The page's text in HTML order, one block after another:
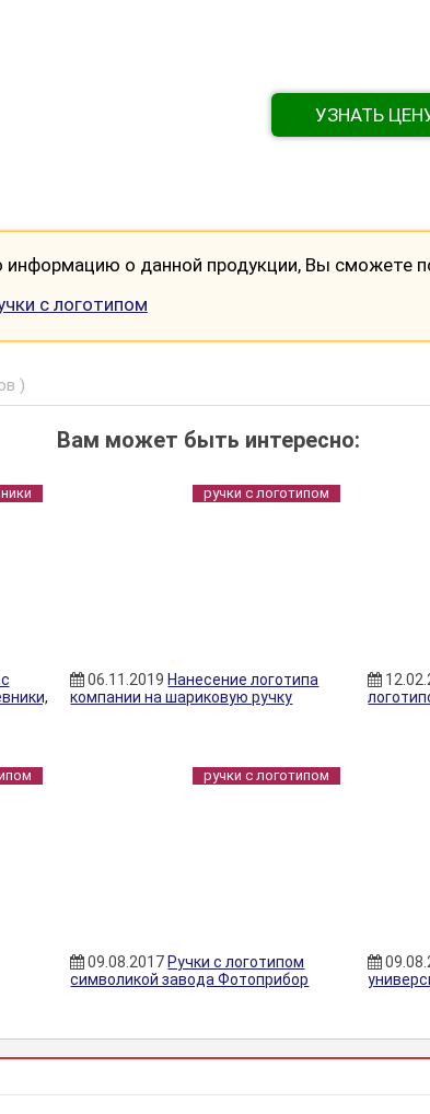
УЗНАТЬ
о данной продукции, Вы сможете
с логотипом
)
Вам может быть интересно:
ручки с логотипом
06.11.2019 Нанесение логотипа
компании на шариковую ручку
ручки с логотипом
09.08.2017 Ручки с логотипом
символикой завода Фотоприбор